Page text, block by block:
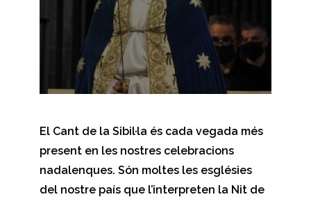
El Cant de la Sibil·la és cada vegada més
present en les nostres celebracions
nadalenques. Són moltes les esglésies
del nostre país que l’interpreten la Nit de